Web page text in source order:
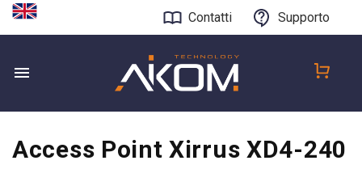
Contatti Supporto
Access Point Xirrus XD4-240